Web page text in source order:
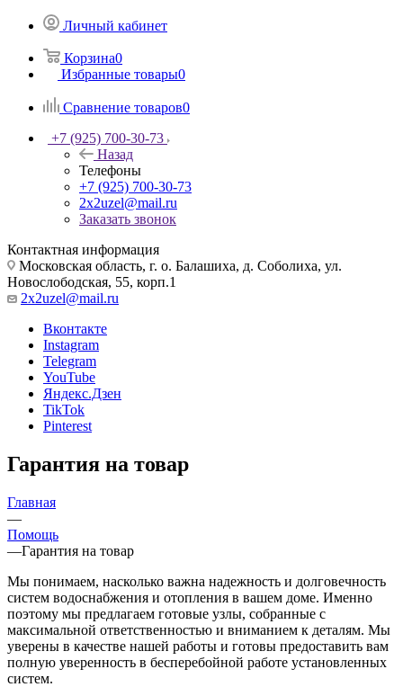
Личный кабинет
Корзина0
Избранные товары0
Сравнение товаров0
+7 (925) 700-30-73
Назад
Телефоны
+7 (925) 700-30-73
2x2uzel@mail.ru
Заказать звонок
Контактная информация
Московская область, г. о. Балашиха, д. Соболиха, ул.
Новослободская, 55, корп.1
2x2uzel@mail.ru
Вконтакте
Instagram
Telegram
YouTube
Яндекс.Дзен
TikTok
Pinterest
Гарантия на товар
Главная
—
Помощь
—Гарантия на товар
Мы понимаем, насколько важна надежность и долговечность
систем водоснабжения и отопления в вашем доме. Именно
поэтому мы предлагаем готовые узлы, собранные с
максимальной ответственностью и вниманием к деталям. Мы
уверены в качестве нашей работы и готовы предоставить вам
полную уверенность в бесперебойной работе установленных
систем.